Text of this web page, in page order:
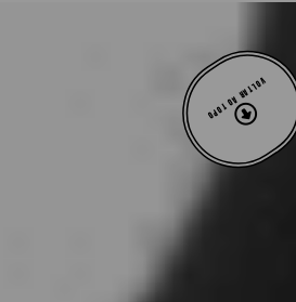
VOLTAR AO TOPO